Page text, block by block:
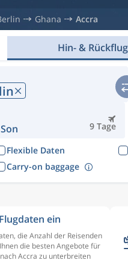
Ghana Accra
Hin- & Rückflug
9 Tage
Son
Flexible Daten
Carry-on baggage
ein
die Anzahl der Reisenden
die besten Angebote für
Accra zu unterbreiten